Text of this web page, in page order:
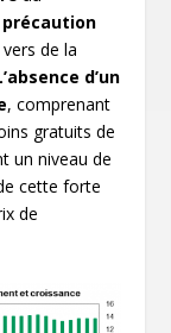
précaution
de la
d’un
, comprenant
gratuits de
un niveau de
cette forte
de